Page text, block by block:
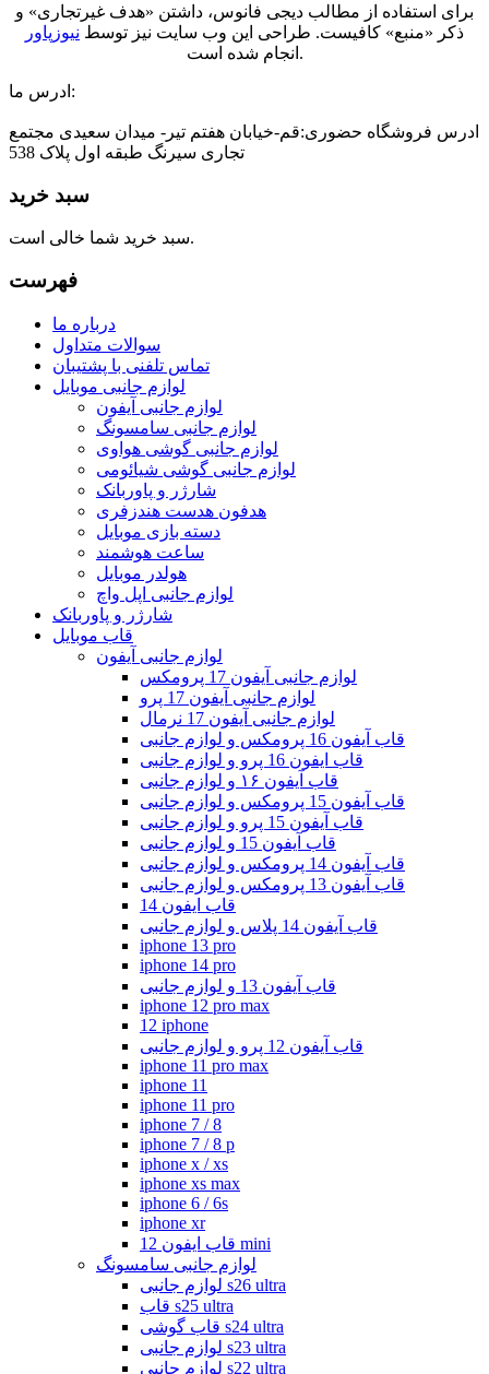
برای استفاده از مطالب دیجی فانوس، داشتن «هدف غیرتجاری» و
ذکر «منبع» کافیست. طراحی این وب سایت نیز توسط نیوزپاور
انجام شده است.
ادرس ما:
ادرس فروشگاه حضوری:قم-خیابان هفتم تیر- میدان سعیدی مجتمع
تجاری سیرنگ طبقه اول پلاک 538
سبد خرید
سبد خرید شما خالی است.
فهرست
درباره ما
سوالات متداول
تماس تلفنی با پشتیبان
لوازم جانبی موبایل
لوازم جانبی آیفون
لوازم جانبی سامسونگ
لوازم جانبی گوشی هواوی
لوازم جانبی گوشی شیائومی
شارژر و پاوربانک
هدفون هدست هندزفری
دسته بازی موبایل
ساعت هوشمند
هولدر موبایل
لوازم جانبی اپل واچ
شارژر و پاوربانک
قاب موبایل
لوازم جانبی آیفون
لوازم جانبی آیفون 17 پرومکس
لوازم جانبی آیفون 17 پرو
لوازم جانبی آیفون 17 نرمال
قاب آیفون 16 پرومکس و لوازم جانبی
قاب ایفون 16 پرو و لوازم جانبی
قاب آیفون ۱۶ و لوازم جانبی
قاب آیفون 15 پرومکس و لوازم جانبی
قاب آیفون 15 پرو و لوازم جانبی
قاب آیفون 15 و لوازم جانبی
قاب آیفون 14 پرومکس و لوازم جانبی
قاب آیفون 13 پرومکس و لوازم جانبی
قاب ایفون 14
قاب آیفون 14 پلاس و لوازم جانبی
iphone 13 pro
iphone 14 pro
قاب آیفون 13 و لوازم جانبی
iphone 12 pro max
12 iphone
قاب آیفون 12 پرو و لوازم جانبی
iphone 11 pro max
iphone 11
iphone 11 pro
iphone 7 / 8
iphone 7 / 8 p
iphone x / xs
iphone xs max
iphone 6 / 6s
iphone xr
قاب ایفون 12 mini
لوازم جانبی سامسونگ
لوازم جانبی s26 ultra
قاب s25 ultra
قاب گوشی s24 ultra
لوازم جانبی s23 ultra
لوازم جانبی s22 ultra